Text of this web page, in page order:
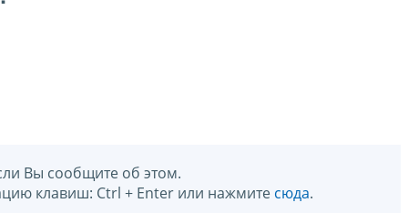
Вы сообщите об этом.
клавиш: Ctrl + Enter или нажмите сюда.